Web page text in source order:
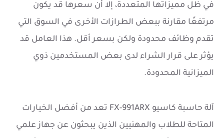
في ظل مميزاتها المتعددة، إلا أن سعرها قد يكون
مرتفعًا مقارنة ببعض الطرازات الأخرى في السوق التي
تقدم وظائف محدودة ولكن بسعر أقل. هذا العامل قد
يؤثر على قرار الشراء لدى بعض المستخدمين ذوي
الميزانية المحدودة.
آلة حاسبة كاسيو FX-991ARX تعد من أفضل الخيارات
المتاحة للطلاب والمهنيين الذين يبحثون عن جهاز علمي